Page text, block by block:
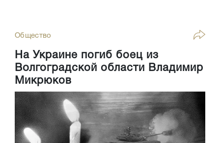
Общество
На Украине погиб боец из
Волгоградской области Владимир
Микрюков